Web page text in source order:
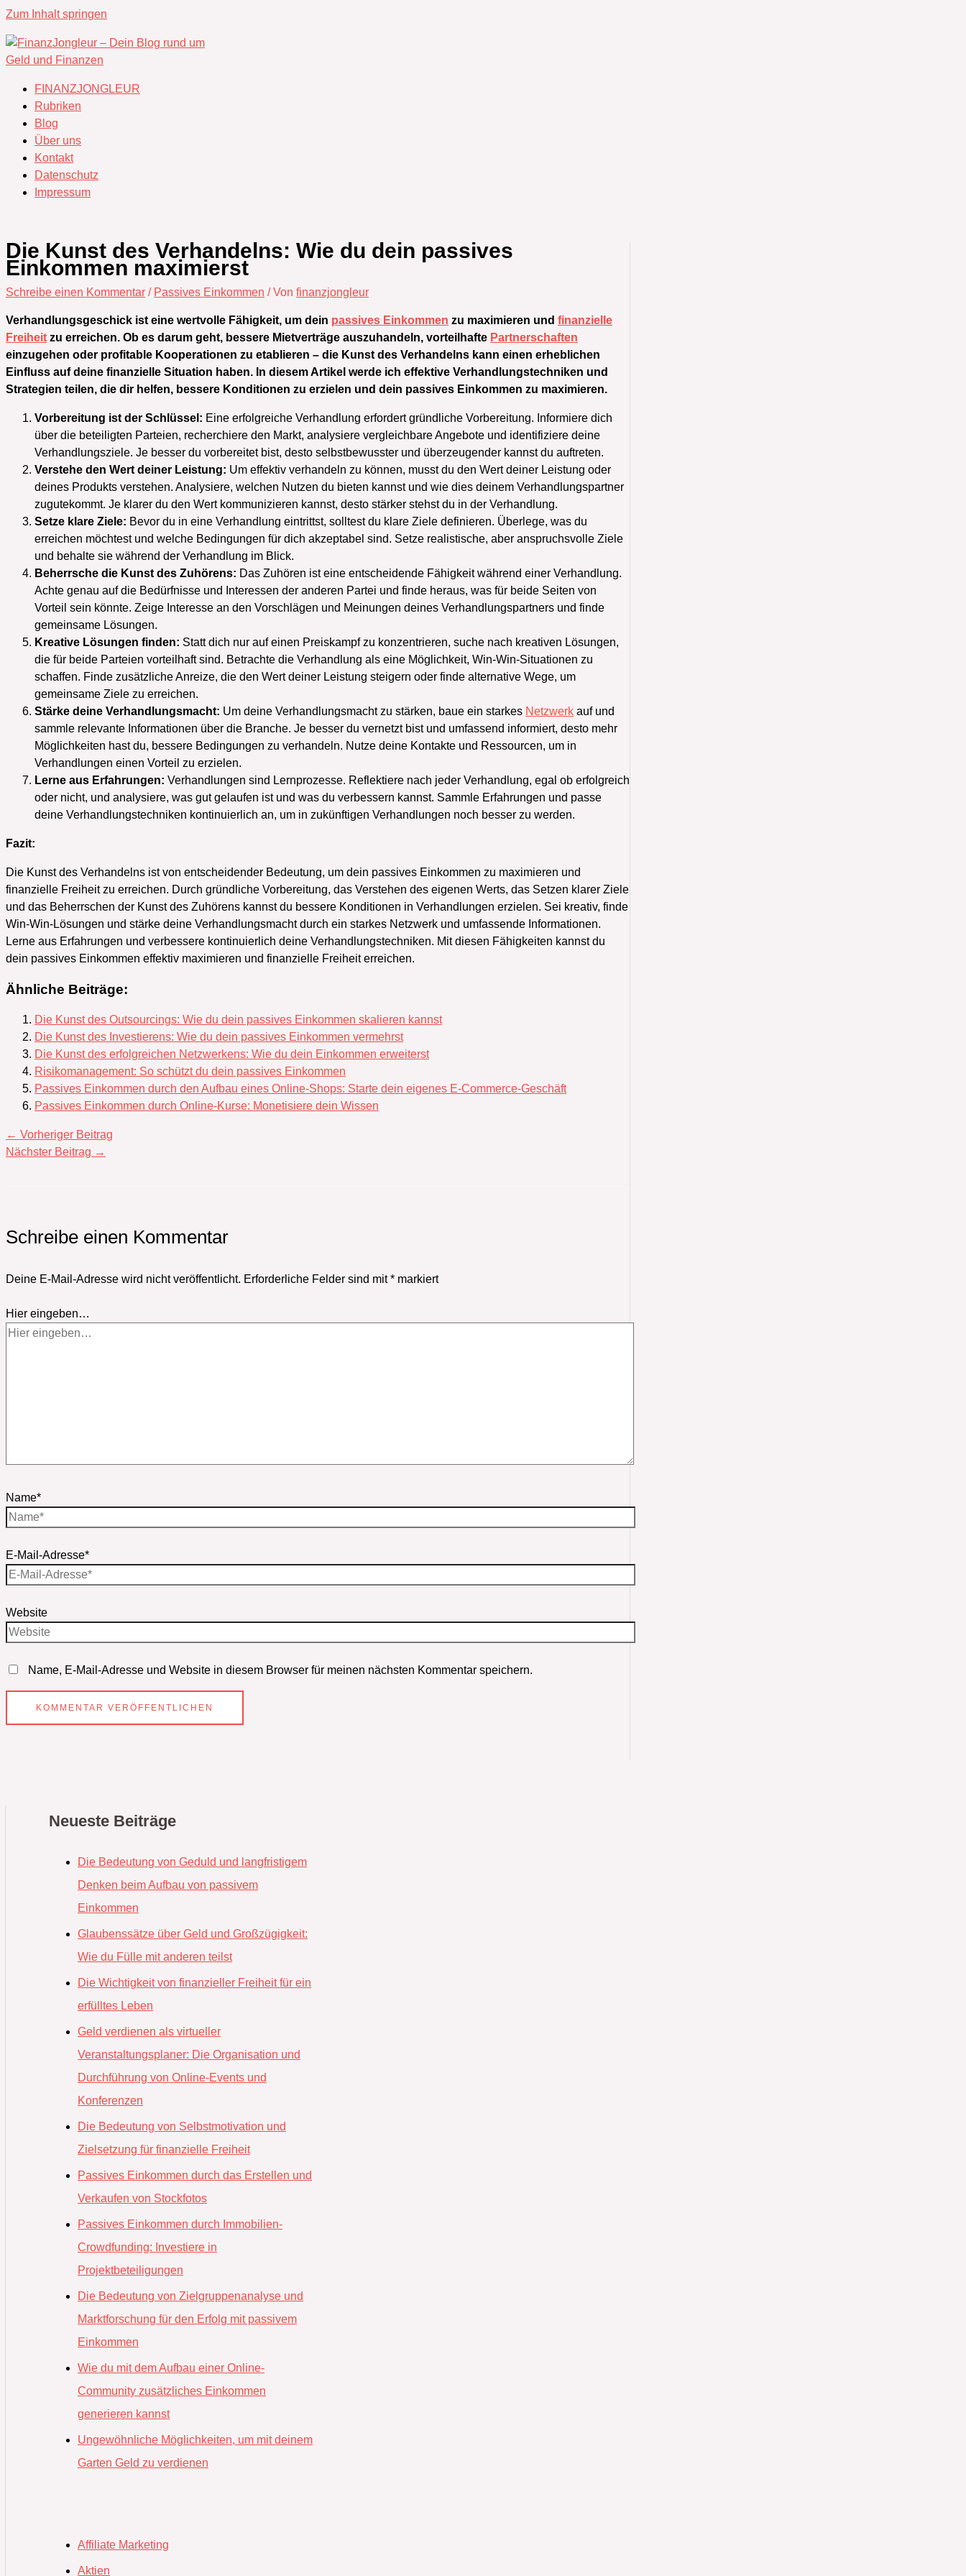
Zum Inhalt springen
FINANZJONGLEUR
Rubriken
Blog
Über uns
Kontakt
Datenschutz
Impressum
Die Kunst des Verhandelns: Wie du dein passives
Einkommen maximierst
Schreibe einen Kommentar / Passives Einkommen / Von finanzjongleur
Verhandlungsgeschick ist eine wertvolle Fähigkeit, um dein passives Einkommen zu maximieren und finanzielle
Freiheit zu erreichen. Ob es darum geht, bessere Mietverträge auszuhandeln, vorteilhafte Partnerschaften
einzugehen oder profitable Kooperationen zu etablieren – die Kunst des Verhandelns kann einen erheblichen
Einfluss auf deine finanzielle Situation haben. In diesem Artikel werde ich effektive Verhandlungstechniken und
Strategien teilen, die dir helfen, bessere Konditionen zu erzielen und dein passives Einkommen zu maximieren.
Vorbereitung ist der Schlüssel: Eine erfolgreiche Verhandlung erfordert gründliche Vorbereitung. Informiere dich
über die beteiligten Parteien, recherchiere den Markt, analysiere vergleichbare Angebote und identifiziere deine
Verhandlungsziele. Je besser du vorbereitet bist, desto selbstbewusster und überzeugender kannst du auftreten.
Verstehe den Wert deiner Leistung: Um effektiv verhandeln zu können, musst du den Wert deiner Leistung oder
deines Produkts verstehen. Analysiere, welchen Nutzen du bieten kannst und wie dies deinem Verhandlungspartner
zugutekommt. Je klarer du den Wert kommunizieren kannst, desto stärker stehst du in der Verhandlung.
Setze klare Ziele: Bevor du in eine Verhandlung eintrittst, solltest du klare Ziele definieren. Überlege, was du
erreichen möchtest und welche Bedingungen für dich akzeptabel sind. Setze realistische, aber anspruchsvolle Ziele
und behalte sie während der Verhandlung im Blick.
Beherrsche die Kunst des Zuhörens: Das Zuhören ist eine entscheidende Fähigkeit während einer Verhandlung.
Achte genau auf die Bedürfnisse und Interessen der anderen Partei und finde heraus, was für beide Seiten von
Vorteil sein könnte. Zeige Interesse an den Vorschlägen und Meinungen deines Verhandlungspartners und finde
gemeinsame Lösungen.
Kreative Lösungen finden: Statt dich nur auf einen Preiskampf zu konzentrieren, suche nach kreativen Lösungen,
die für beide Parteien vorteilhaft sind. Betrachte die Verhandlung als eine Möglichkeit, Win-Win-Situationen zu
schaffen. Finde zusätzliche Anreize, die den Wert deiner Leistung steigern oder finde alternative Wege, um
gemeinsame Ziele zu erreichen.
Stärke deine Verhandlungsmacht: Um deine Verhandlungsmacht zu stärken, baue ein starkes Netzwerk auf und
sammle relevante Informationen über die Branche. Je besser du vernetzt bist und umfassend informiert, desto mehr
Möglichkeiten hast du, bessere Bedingungen zu verhandeln. Nutze deine Kontakte und Ressourcen, um in
Verhandlungen einen Vorteil zu erzielen.
Lerne aus Erfahrungen: Verhandlungen sind Lernprozesse. Reflektiere nach jeder Verhandlung, egal ob erfolgreich
oder nicht, und analysiere, was gut gelaufen ist und was du verbessern kannst. Sammle Erfahrungen und passe
deine Verhandlungstechniken kontinuierlich an, um in zukünftigen Verhandlungen noch besser zu werden.
Fazit:
Die Kunst des Verhandelns ist von entscheidender Bedeutung, um dein passives Einkommen zu maximieren und
finanzielle Freiheit zu erreichen. Durch gründliche Vorbereitung, das Verstehen des eigenen Werts, das Setzen klarer Ziele
und das Beherrschen der Kunst des Zuhörens kannst du bessere Konditionen in Verhandlungen erzielen. Sei kreativ, finde
Win-Win-Lösungen und stärke deine Verhandlungsmacht durch ein starkes Netzwerk und umfassende Informationen.
Lerne aus Erfahrungen und verbessere kontinuierlich deine Verhandlungstechniken. Mit diesen Fähigkeiten kannst du
dein passives Einkommen effektiv maximieren und finanzielle Freiheit erreichen.
Ähnliche Beiträge:
Die Kunst des Outsourcings: Wie du dein passives Einkommen skalieren kannst
Die Kunst des Investierens: Wie du dein passives Einkommen vermehrst
Die Kunst des erfolgreichen Netzwerkens: Wie du dein Einkommen erweiterst
Risikomanagement: So schützt du dein passives Einkommen
Passives Einkommen durch den Aufbau eines Online-Shops: Starte dein eigenes E-Commerce-Geschäft
Passives Einkommen durch Online-Kurse: Monetisiere dein Wissen
← Vorheriger Beitrag
Nächster Beitrag →
Schreibe einen Kommentar
Deine E-Mail-Adresse wird nicht veröffentlicht. Erforderliche Felder sind mit* markiert
Hier eingeben…
Name*
E-Mail-Adresse*
Website
Name, E-Mail-Adresse und Website in diesem Browser für meinen nächsten Kommentar speichern.
Neueste Beiträge
Die Bedeutung von Geduld und langfristigem
Denken beim Aufbau von passivem
Einkommen
Glaubenssätze über Geld und Großzügigkeit:
Wie du Fülle mit anderen teilst
Die Wichtigkeit von finanzieller Freiheit für ein
erfülltes Leben
Geld verdienen als virtueller
Veranstaltungsplaner: Die Organisation und
Durchführung von Online-Events und
Konferenzen
Die Bedeutung von Selbstmotivation und
Zielsetzung für finanzielle Freiheit
Passives Einkommen durch das Erstellen und
Verkaufen von Stockfotos
Passives Einkommen durch Immobilien-
Crowdfunding: Investiere in
Projektbeteiligungen
Die Bedeutung von Zielgruppenanalyse und
Marktforschung für den Erfolg mit passivem
Einkommen
Wie du mit dem Aufbau einer Online-
Community zusätzliches Einkommen
generieren kannst
Ungewöhnliche Möglichkeiten, um mit deinem
Garten Geld zu verdienen
Affiliate Marketing
Aktien